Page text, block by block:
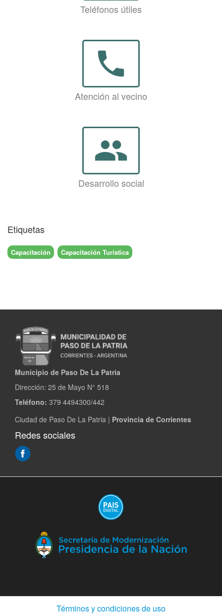
Teléfonos útiles
phone
Atención al vecino
group
Desarrollo social
Etiquetas
Capacitación Capacitación Turística
Municipio de Paso De La Patria
Dirección: 25 de Mayo N° 518
Teléfono: 379 4494300/442
Ciudad de Paso De La Patria | Provincia de Corrientes
Redes sociales
Términos y condiciones de uso(Abre